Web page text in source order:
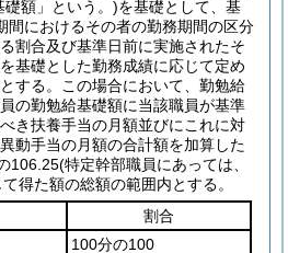
額」という。)を基礎として、基
間におけるその者の勤務期間の区分
割合及び基準日前に実施されたそ
基礎とした勤務成績に応じて定め
する。
この場合において、勤勉給
の勤勉給基礎額に当該職員が基準
き扶養手当の月額並びにこれに対
動手当の月額の合計額を加算した
106.25(特定幹部職員にあっては、
得た額の総額の範囲内とする。
割合
100分の100